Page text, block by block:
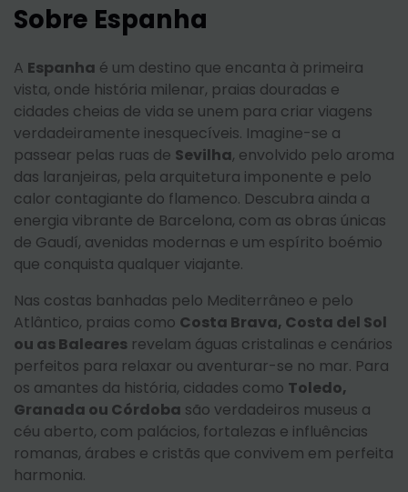
Sobre Espanha
A Espanha é um destino que encanta à primeira
vista, onde história milenar, praias douradas e
cidades cheias de vida se unem para criar viagens
verdadeiramente inesquecíveis. Imagine-se a
passear pelas ruas de Sevilha, envolvido pelo aroma
das laranjeiras, pela arquitetura imponente e pelo
calor contagiante do flamenco. Descubra ainda a
energia vibrante de Barcelona, com as obras únicas
de Gaudí, avenidas modernas e um espírito boémio
que conquista qualquer viajante.
Nas costas banhadas pelo Mediterrâneo e pelo
Atlântico, praias como Costa Brava, Costa del Sol
ou as Baleares revelam águas cristalinas e cenários
perfeitos para relaxar ou aventurar-se no mar. Para
os amantes da história, cidades como Toledo,
Granada ou Córdoba são verdadeiros museus a
céu aberto, com palácios, fortalezas e influências
romanas, árabes e cristãs que convivem em perfeita
harmonia.